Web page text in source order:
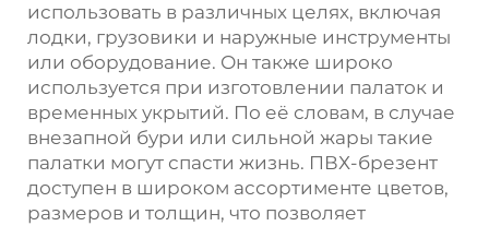
использовать в различных целях, включая
лодки, грузовики и наружные инструменты
или оборудование. Он также широко
используется при изготовлении палаток и
временных укрытий. По её словам, в случае
внезапной бури или сильной жары такие
палатки могут спасти жизнь. ПВХ-брезент
доступен в широком ассортименте цветов,
размеров и толщин, что позволяет